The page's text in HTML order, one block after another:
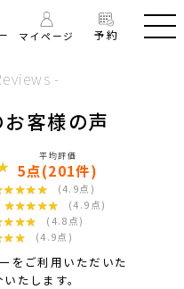
予約
マイページ
-
客様の声
平均評価
5点(201件)
(4.9点)
★★★★★
★★★★★
(4.9点)
(4.8点)
(4.9点)
をご利用いただいた
たします。